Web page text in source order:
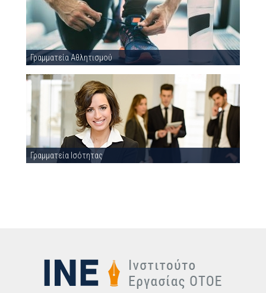
Γραμματεία Αθλητισμού
Γραμματεία Ισότητας